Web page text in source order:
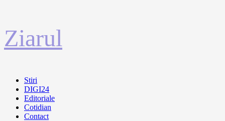
la
conținut
Ziarul
Primary
Menu
Stiri
DIGI24
Editoriale
Cotidian
Contact